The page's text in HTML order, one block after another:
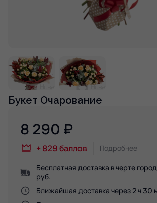
Букет Очарование
8 290 ₽
+ 829баллов Подробнее
Бесплатная доставка в черте
руб.
Ближайшая доставка через 2 ч 30